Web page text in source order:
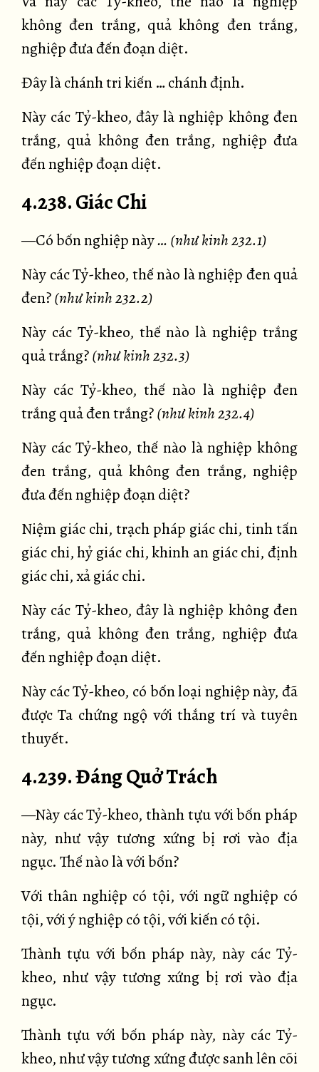
không đen trắng, quả không đen trắng,
nghiệp đưa đến đoạn diệt.
Đây là chánh tri kiến … chánh định.
Này các Tỷ-kheo, đây là nghiệp không đen
trắng, quả không đen trắng, nghiệp đưa
đến nghiệp đoạn diệt.
4.238. Giác Chi
—Có bốn nghiệp này… (như kinh 232.1)
Này các Tỷ-kheo, thế nào là nghiệp đen quả
đen?(như kinh 232.2)
Này các Tỷ-kheo, thế nào là nghiệp trắng
quả trắng?(như kinh 232.3)
Này các Tỷ-kheo, thế nào là nghiệp đen
trắng quả đen trắng?(như kinh 232.4)
Này các Tỷ-kheo, thế nào là nghiệp không
đen trắng, quả không đen trắng, nghiệp
đưa đến nghiệp đoạn diệt?
Niệm giác chi, trạch pháp giác chi, tinh tấn
giác chi, hỷ giác chi, khinh an giác chi, định
giác chi, xả giác chi.
Này các Tỷ-kheo, đây là nghiệp không đen
trắng, quả không đen trắng, nghiệp đưa
đến nghiệp đoạn diệt.
Này các Tỷ-kheo, có bốn loại nghiệp này, đã
được Ta chứng ngộ với thắng trí và tuyên
thuyết.
4.239. Đáng Quở Trách
—Này các Tỷ-kheo, thành tựu với bốn pháp
này, như vậy tương xứng bị rơi vào địa
ngục. Thế nào là với bốn?
Với thân nghiệp có tội, với ngữ nghiệp có
tội, với ý nghiệp có tội, với kiến có tội.
Thành tựu với bốn pháp này, này các Tỷ-
kheo, như vậy tương xứng bị rơi vào địa
ngục.
Thành tựu với bốn pháp này, này các Tỷ-
kheo, như vậy tương xứng được sanh lên cõi